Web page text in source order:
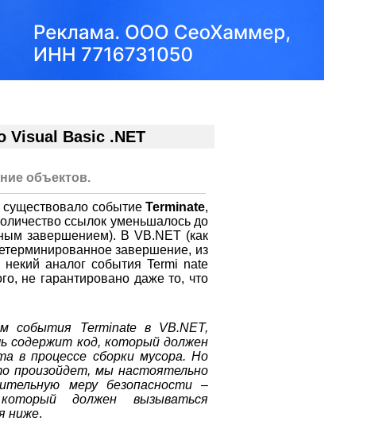
Visual Basic .NET
объектов.
событие Terminate,
ссылок уменьшалось до
завершением). В VB.NET (как
завершение, из
аналог события Termi nate
не гарантировано даже то, что
события Terminate в VB.NET,
содержит код, который должен
в процессе сборки мусора. Но
произойдет, мы настоятельно
меру безопасности –
должен вызываться
ниже.